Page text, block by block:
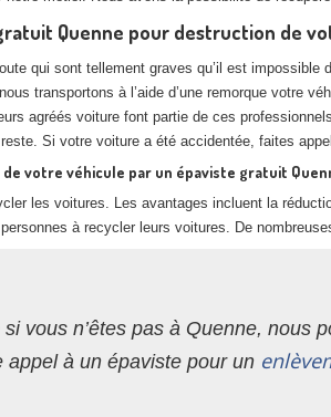
Quenne pour destruction de
qui sont tellement graves qu’il est impossible
transportons à l’aide d’une remorque votre
agréés voiture font partie de ces
Si votre voiture a été accidentée, faites
de votre véhicule par un épaviste gratuit
les voitures. Les avantages incluent la
à recycler leurs voitures. De
vous n’êtes pas à Quenne, nous
appel à un épaviste pour un